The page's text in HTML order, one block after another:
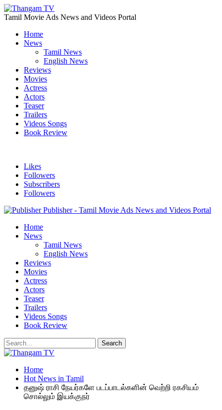
Tamil Movie Ads News and Videos Portal
Home
News
Tamil News
English News
Reviews
Movies
Actress
Actors
Teaser
Trailers
Videos Songs
Book Review
Likes
Followers
Subscribers
Followers
Publisher - Tamil Movie Ads News and Videos Portal
Home
News
Tamil News
English News
Reviews
Movies
Actress
Actors
Teaser
Trailers
Videos Songs
Book Review
Home
Hot News in Tamil
தனுஷ் ராசி நேயர்களே படப்பாடல்களின் வெற்றி ரகசியம்
சொல்லும் இயக்குநர்